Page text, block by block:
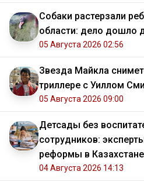
Собаки растерзали
области: дело дошло
05 Августа 2026 02:56
Звезда Майкла
триллере с Уиллом
05 Августа 2026 09:00
Детсады без
сотрудников:
реформы в Казахстане
04 Августа 2026 14:13